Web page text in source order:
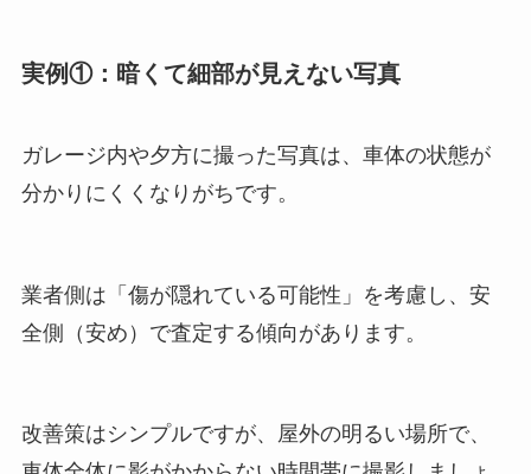
実例①：暗くて細部が見えない写真
ガレージ内や夕方に撮った写真は、車体の状態が
分かりにくくなりがちです。
業者側は「傷が隠れている可能性」を考慮し、安
全側（安め）で査定する傾向があります。
改善策はシンプルですが、屋外の明るい場所で、